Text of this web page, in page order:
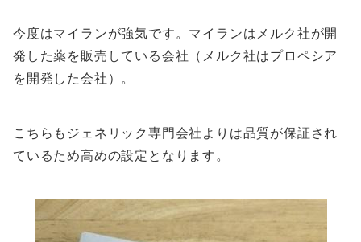
今度はマイランが強気です。マイランはメルク社が開
発した薬を販売している会社（メルク社はプロペシア
を開発した会社）。
こちらもジェネリック専門会社よりは品質が保証され
ているため高めの設定となります。